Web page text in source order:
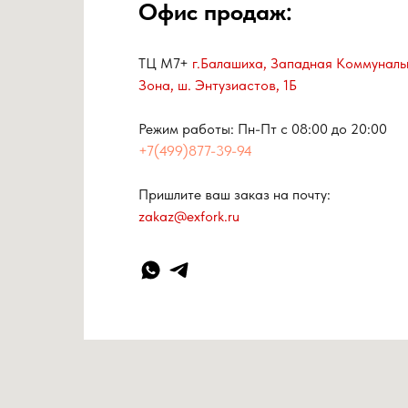
Офис продаж:
ТЦ М7+ г.Балашиха, Западная
Зона, ш. Энтузиастов, 1Б
Режим работы: Пн-Пт с 08:00 до 20:00
+7(499)877-39-94
Пришлите ваш заказ на почту:
zakaz@exfork.ru